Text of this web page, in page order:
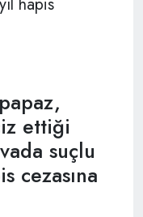
ettiği
suçlu
cezasına